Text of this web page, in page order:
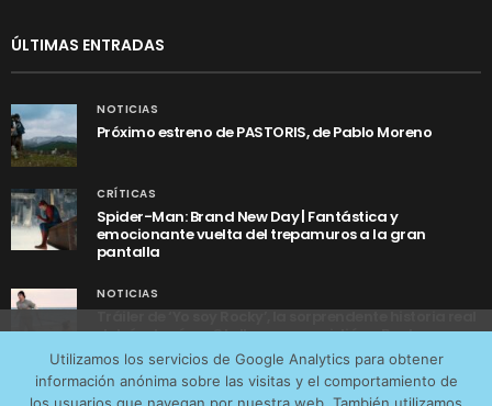
ÚLTIMAS ENTRADAS
NOTICIAS
Próximo estreno de PASTORIS, de Pablo Moreno
CRÍTICAS
Spider-Man: Brand New Day | Fantástica y
emocionante vuelta del trepamuros a la gran
pantalla
NOTICIAS
Tráiler de ‘Yo soy Rocky’, la sorprendente historia real
detrás de cómo Stallone se convirtió en Rocky
Utilizamos los servicios de Google Analytics para obtener
información anónima sobre las visitas y el comportamiento de
tráfico web que recibimos y conocer los servicios que
más os interesan. Puede cambiar las preferencias y